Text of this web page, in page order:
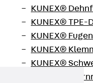
KUNEX®
KUNEX®
KUNEX®
KUNEX®
KUNEX®
KUNEX®